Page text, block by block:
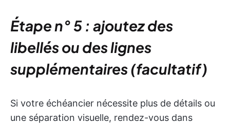
Étape n° 5 : ajoutez des
libellés ou des lignes
supplémentaires (facultatif)
Si votre échéancier nécessite plus de détails ou
une séparation visuelle, rendez-vous dans